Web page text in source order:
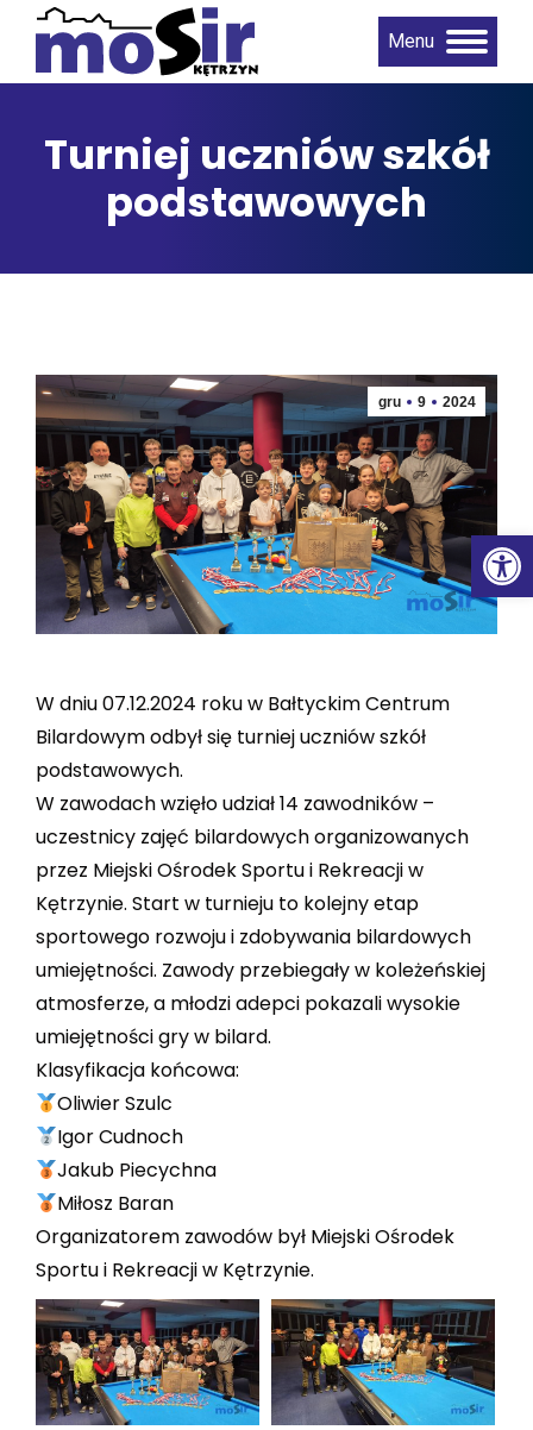
Menu
Turniej uczniów szkół
podstawowych
gru 9 2024
W dniu 07.12.2024 roku w Bałtyckim Centrum
Bilardowym odbył się turniej uczniów szkół
podstawowych.
W zawodach wzięło udział 14 zawodników –
uczestnicy zajęć bilardowych organizowanych
przez Miejski Ośrodek Sportu i Rekreacji w
Kętrzynie. Start w turnieju to kolejny etap
sportowego rozwoju i zdobywania bilardowych
umiejętności. Zawody przebiegały w koleżeńskiej
atmosferze, a młodzi adepci pokazali wysokie
umiejętności gry w bilard.
Klasyfikacja końcowa:
Oliwier Szulc
Igor Cudnoch
Jakub Piecychna
Miłosz Baran
Organizatorem zawodów był Miejski Ośrodek
Sportu i Rekreacji w Kętrzynie.